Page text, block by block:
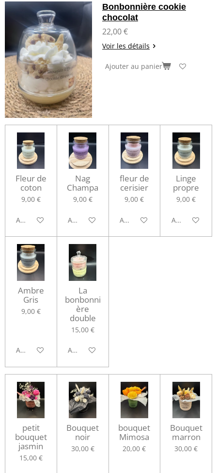
Bonbonnière cookie
chocolat
22,00 €
Voir les détails
Ajouter au panier
Fleur de
coton
9,00 €
Ajouter au panier
Nag
Champa
9,00 €
Ajouter au panier
fleur de
cerisier
9,00 €
Ajouter au panier
Linge
propre
9,00 €
Ajouter au
Ambre
Gris
9,00 €
Ajouter au panier
La
bonbonni
ère
double
15,00 €
Ajouter au panier
petit
bouquet
jasmin
15,00 €
Bouquet
noir
30,00 €
bouquet
Mimosa
20,00 €
Bouquet
marron
30,00 €